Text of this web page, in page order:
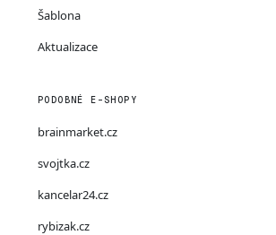
Šablona
Aktualizace
PODOBNÉ E-SHOPY
brainmarket.cz
svojtka.cz
kancelar24.cz
rybizak.cz